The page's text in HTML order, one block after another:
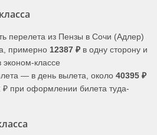
перелета из Пензы в Сочи (Адлер)
примерно 12387 ₽ в одну сторону и
эконом-классе
— в день вылета, около 40395 ₽
₽ при оформлении билета туда-